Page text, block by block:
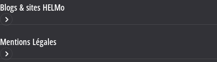
Blogs & sites HELMo
Mentions Légales